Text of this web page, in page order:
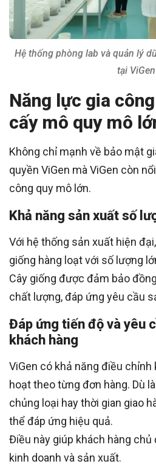
Hệ thống phòng lab và quản lý
tại ViGen
Năng lực gia
cấy mô quy mô
Không chỉ mạnh về bảo mật
quyền ViGen mà ViGen còn
công quy mô lớn.
Khả năng sản xuất số
Với hệ thống sản xuất hiện
giống hàng loạt với số lượng
Cây giống được đảm bảo
chất lượng, đáp ứng yêu cầu
Đáp ứng tiến độ và yêu
khách hàng
ViGen có khả năng điều
hoạt theo từng đơn hàng. Dù
chủng loại hay thời gian giao
thể đáp ứng hiệu quả.
Điều này giúp khách hàng
kinh doanh và sản xuất.